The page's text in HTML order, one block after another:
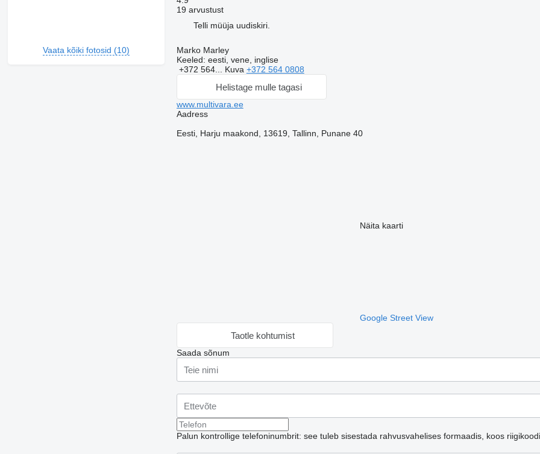
Vaata kõiki fotosid (10)
19 arvustust
Telli müüja uudiskiri.
Marko Marley
Keeled: eesti, vene, inglise
+372 564... Kuva +372 564 0808
Helistage mulle tagasi
www.multivara.ee
Aadress
Eesti, Harju maakond, 13619, Tallinn, Punane 40
Näita kaarti
Google Street View
Taotle kohtumist
Saada sõnum
Palun kontrollige telefoninumbrit: see tuleb sisestada rahvusvahelises formaadis, koos